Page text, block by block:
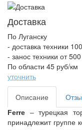
Доставка
По Луганску
- доставка техники
- занос техники от
По области 45 руб/км
уточнить
Описание
Ferre – турецкая
принадлежит группе